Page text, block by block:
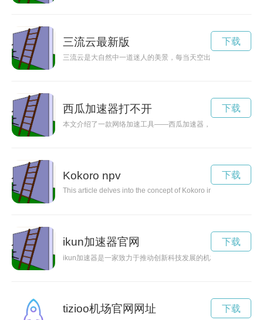
三流云最新版
三流云是大自然中一道迷人的美景，每当天空出现三层云层时
下载
西瓜加速器打不开
本文介绍了一款网络加速工具——西瓜加速器，它可以帮助用户
下载
Kokoro npv
This article delves into the concept of Kokoro in Japanese
下载
ikun加速器官网
ikun加速器是一家致力于推动创新科技发展的机构，通过提供
下载
tizioo机场官网网址 下载